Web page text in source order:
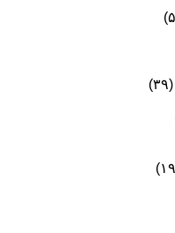
(۳۹)